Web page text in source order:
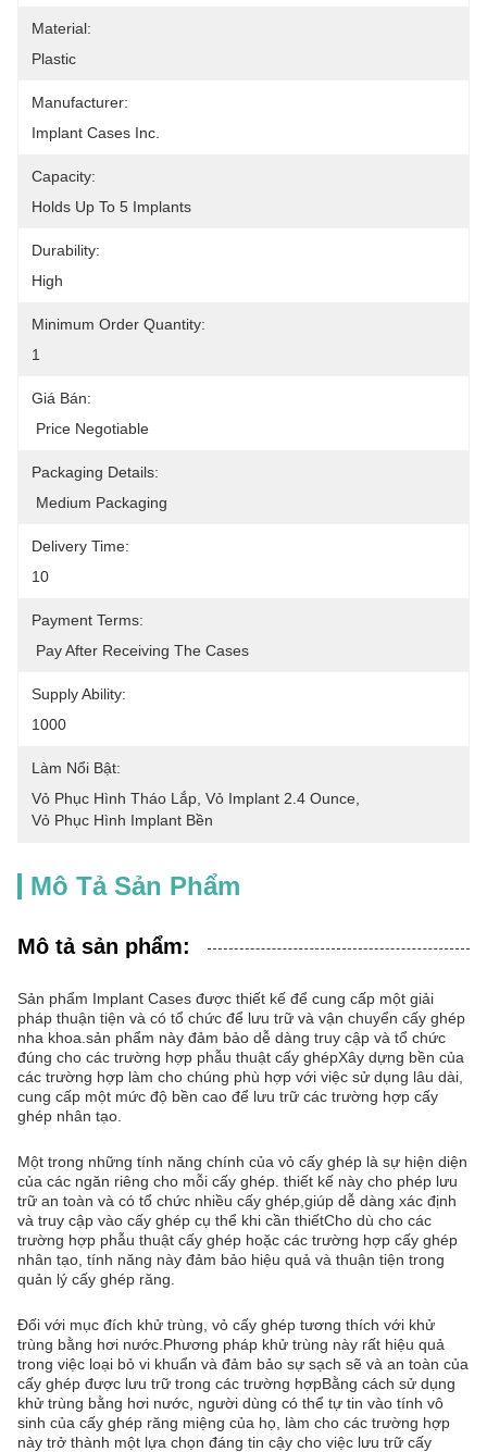
Material:
Plastic
Manufacturer:
Implant Cases Inc.
Capacity:
Holds Up To 5 Implants
Durability:
High
Minimum Order Quantity:
1
Giá Bán:
Price Negotiable
Packaging Details:
Medium Packaging
Delivery Time:
10
Payment Terms:
Pay After Receiving The Cases
Supply Ability:
1000
Làm Nổi Bật:
Vỏ Phục Hình Tháo Lắp Vỏ Implant 2.4 Ounce
Vỏ Phục Hình Implant Bền
Mô Tả Sản Phẩm
Mô tả sản phẩm:
Sản phẩm Implant Cases được thiết kế để cung cấp một giải
pháp thuận tiện và có tổ chức để lưu trữ và vận chuyển cấy ghép
nha khoa.sản phẩm này đảm bảo dễ dàng truy cập và tổ chức
đúng cho các trường hợp phẫu thuật cấy ghépXây dựng bền của
các trường hợp làm cho chúng phù hợp với việc sử dụng lâu dài,
cung cấp một mức độ bền cao để lưu trữ các trường hợp cấy
ghép nhân tạo.
Một trong những tính năng chính của vỏ cấy ghép là sự hiện diện
của các ngăn riêng cho mỗi cấy ghép. thiết kế này cho phép lưu
trữ an toàn và có tổ chức nhiều cấy ghép,giúp dễ dàng xác định
và truy cập vào cấy ghép cụ thể khi cần thiếtCho dù cho các
trường hợp phẫu thuật cấy ghép hoặc các trường hợp cấy ghép
nhân tạo, tính năng này đảm bảo hiệu quả và thuận tiện trong
quản lý cấy ghép răng.
Đối với mục đích khử trùng, vỏ cấy ghép tương thích với khử
trùng bằng hơi nước.Phương pháp khử trùng này rất hiệu quả
trong việc loại bỏ vi khuẩn và đảm bảo sự sạch sẽ và an toàn của
cấy ghép được lưu trữ trong các trường hợpBằng cách sử dụng
khử trùng bằng hơi nước, người dùng có thể tự tin vào tính vô
sinh của cấy ghép răng miệng của họ, làm cho các trường hợp
này trở thành một lựa chọn đáng tin cậy cho việc lưu trữ cấy